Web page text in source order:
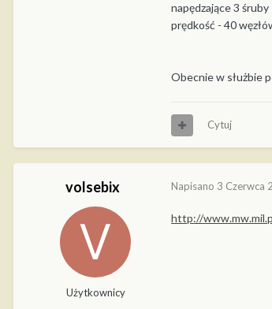
napędzające 3 śruby
prędkość - 40
Obecnie w służbie
Cytuj
volsebix
Użytkownicy
Napisano 3 Czerwca
http://